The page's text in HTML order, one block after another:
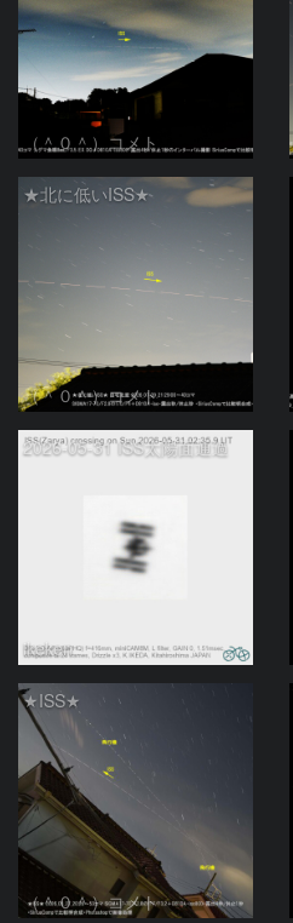
（＾０＾）コメト
★北に低いISS★
（＾０＾）コメト
2026-05-31 ISS太陽面通過
ikeken
★ISS★
（＾０＾）コメト